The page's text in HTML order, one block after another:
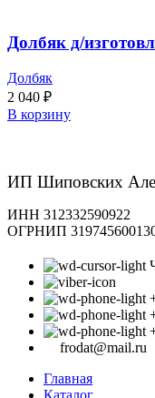
Долбяк д/
Долбяк
2 040 ₽
В корзину
ИП Шиповских
ИНН 312332590922
ОГРНИП
frodat@mail.ru
Главная
Каталог